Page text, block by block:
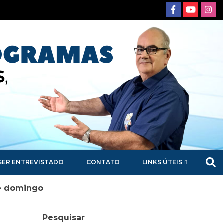
ENTREVISTADO CONTATO LINKS ÚTEIS
domingo
Pesquisar